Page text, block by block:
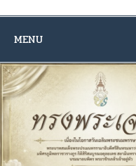
MENU